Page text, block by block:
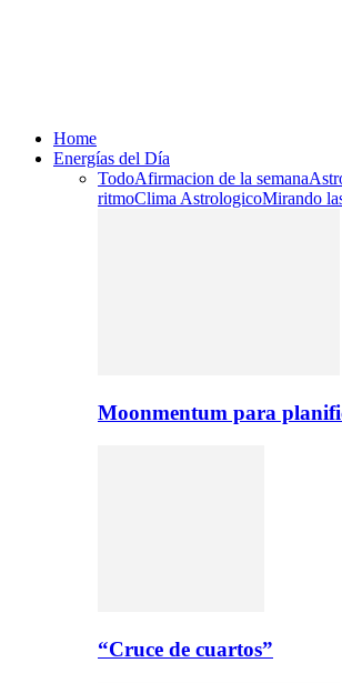
Home
Energías del Día
TodoAfirmacion de la semana
ritmoClima AstrologicoMirando
Moonmentum para
“Cruce de cuartos”